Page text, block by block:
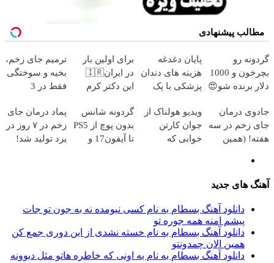
مطالب پیشنهادی
گردونه رو
بچرخون و 1000
دلار برنده شو😍
پایان دغدغه
هزینه های دندان
پزشکی با پک
خانگی
برای اولین بار
در ایران🇮🇷
این دکتر کرم
روزه ساخت!
ترمیم جای زخم،
بخیه و سوختگی
فقط در 3
جادوی درمان
جای زخم در سه
هفته! (همین
صحبت کنید)
ویدیو هولناک از
جوان کارتن
خوابی که
گردونه شانس
بدون پوچ از PS5
تا آیفون17 و
پماد درمان جای
زخم در ۷ روز در
یزد تولید شد!
آهنگ های جدید
دانلود آهنگ بسطام به نام کسی نیومده نه به جون تو جات
پیشم امنه همه جوره تو
دانلود آهنگ بسطام به نام خسته نشدی از این دوری جمع کن
همین الان چمدونتو
دانلود آهنگ بسطام به نام به اونی که خاطره هاتو مثل دیوونه